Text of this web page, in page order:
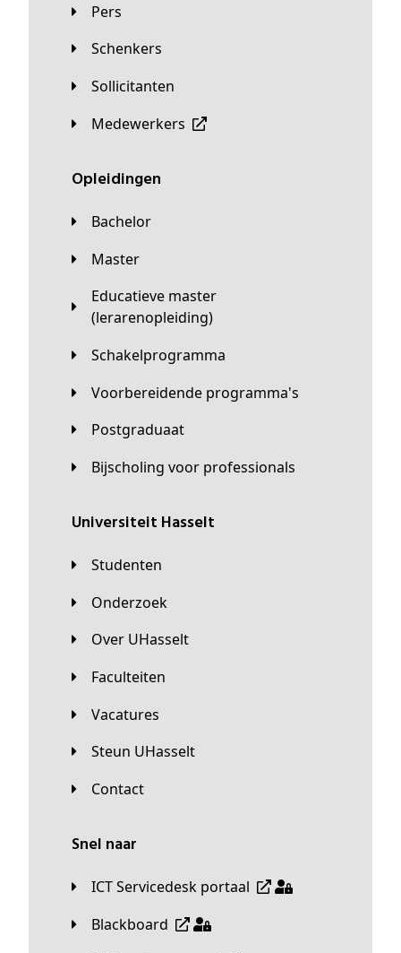
Pers
Schenkers
Sollicitanten
Medewerkers
Opleidingen
Bachelor
Master
Educatieve master
(lerarenopleiding)
Schakelprogramma
Voorbereidende programma's
Postgraduaat
Bijscholing voor professionals
universiteit Hasselt
Studenten
Onderzoek
Over UHasselt
Faculteiten
Vacatures
Steun UHasselt
Contact
Snel naar
ICT Servicedesk portaal
Blackboard